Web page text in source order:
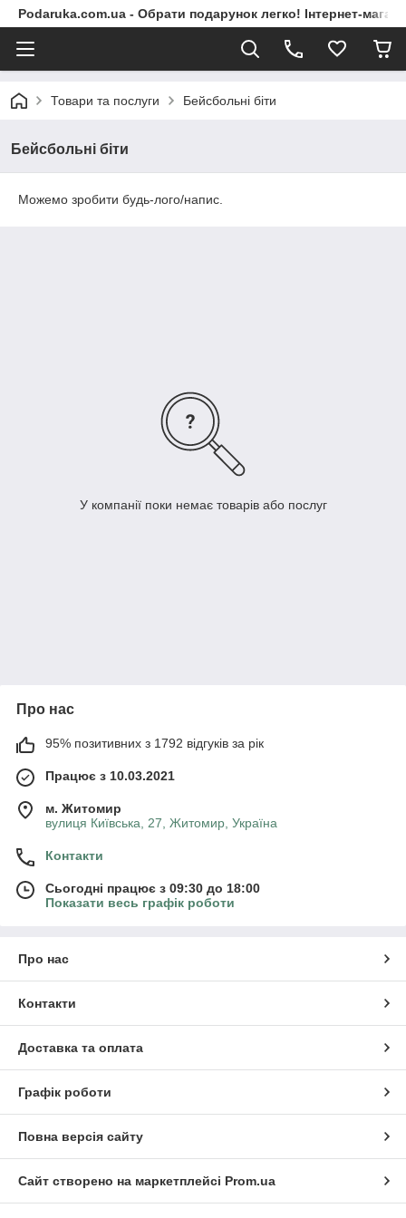
Podaruka.com.ua - Обрати подарунок легко! Інтернет-
Товари та послуги Бейсбольні біти
Бейсбольні біти
Можемо зробити будь-лого/напис.
У компанії поки немає товарів або послуг
Про нас
95% позитивних з 1792 відгуків за рік
Працює з 10.03.2021
м. Житомир
вулиця Київська, 27, Житомир, Україна
Контакти
Сьогодні працює з 09:30 до 18:00
Показати весь графік роботи
Про нас
Контакти
Доставка та оплата
Графік роботи
Повна версія сайту
Сайт створено на маркетплейсі Prom.ua